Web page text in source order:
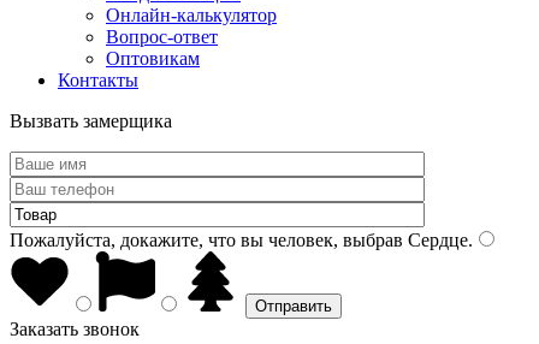
Онлайн-калькулятор
Вопрос-ответ
Оптовикам
Контакты
Вызвать замерщика
Пожалуйста, докажите, что вы человек, выбрав Сердце.
Заказать звонок